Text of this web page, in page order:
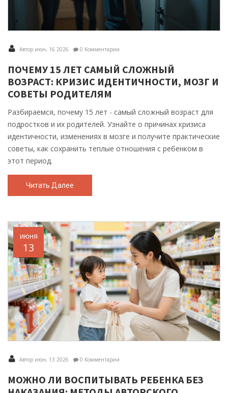
Автор июн, 16 2026 0 Комментарии
ПОЧЕМУ 15 ЛЕТ САМЫЙ СЛОЖНЫЙ
ВОЗРАСТ: КРИЗИС ИДЕНТИЧНОСТИ, МОЗГ И
СОВЕТЫ РОДИТЕЛЯМ
Разбираемся, почему 15 лет - самый сложный возраст для
подростков и их родителей. Узнайте о причинах кризиса
идентичности, изменениях в мозге и получите практические
советы, как сохранить теплые отношения с ребенком в
этот период.
Читать Далее
июня
13
Автор июн, 13 2026 0 Комментарии
МОЖНО ЛИ ВОСПИТЫВАТЬ РЕБЕНКА БЕЗ